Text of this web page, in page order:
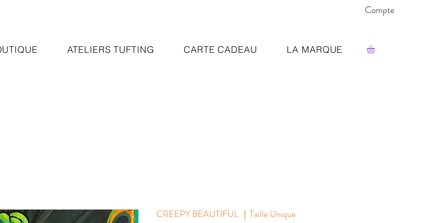
Compte
ATELIERS TUFTING CARTE CADEAU LA MARQUE
CREEPY BEAUTIFUL ｜Taille Unique